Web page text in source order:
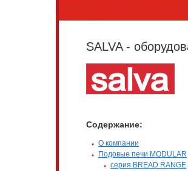
SALVA -
Содержание:
О компании
Подовые печи MODULAR
серия BREAD RANGE